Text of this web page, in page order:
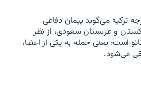
ترکیه می‌گوید پیمان دفاعی
و عربستان سعودی، از نظر
سازوکار شبیه ماده ۵ ناتو است؛ یعنی حمله به یکی از اعضا،
می‌شود.